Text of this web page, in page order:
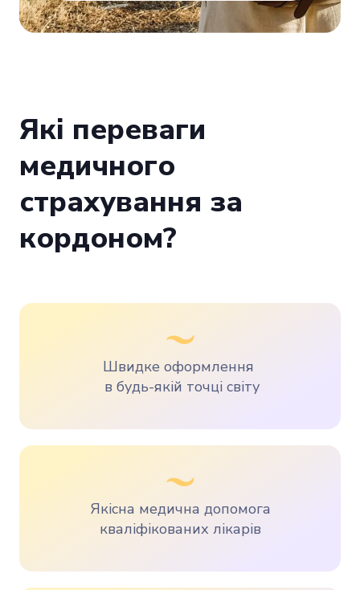
Які переваги
медичного
страхування за
кордоном?
Швидке оформлення
в будь-якій точці світу
Якісна медична допомога
кваліфікованих лікарів